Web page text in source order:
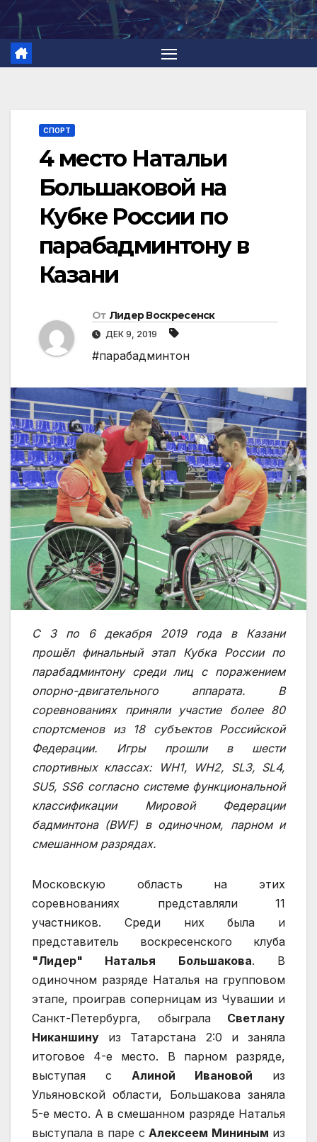
Перейти
содержимому
СПОРТ
4 место Натальи
Большаковой на
Кубке России по
парабадминтону в
Казани
От Лидер Воскресенск
ДЕК 9, 2019
#парабадминтон
С 3 по 6 декабря 2019 года в Казани
прошёл финальный этап Кубка России по
парабадминтону среди лиц с поражением
опорно-двигательного аппарата. В
соревнованиях приняли участие более 80
спортсменов из 18 субъектов Российской
Федерации. Игры прошли в шести
спортивных классах: WH1, WH2, SL3, SL4,
SU5, SS6 согласно системе функциональной
классификации Мировой Федерации
бадминтона (BWF) в одиночном, парном и
смешанном разрядах.
Московскую область на этих
соревнованиях представляли 11
участников. Среди них была и
представитель воскресенского клуба
"Лидер" Наталья Большакова. В
одиночном разряде Наталья на групповом
этапе, проиграв соперницам из Чувашии и
Санкт-Петербурга, обыграла Светлану
Никаншину из Татарстана 2:0 и заняла
итоговое 4-е место. В парном разряде,
выступая с Алиной Ивановой из
Ульяновской области, Большакова заняла
5-е место. А в смешанном разряде Наталья
выступала в паре с Алексеем Мининым из